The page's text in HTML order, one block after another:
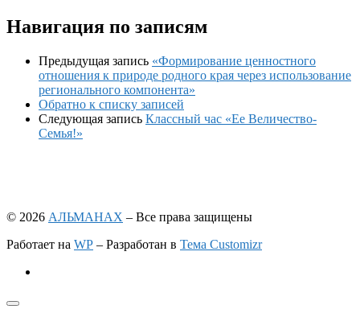
Навигация по записям
Предыдущая запись «Формирование ценностного
отношения к природе родного края через использование
регионального компонента»
Обратно к списку записей
Следующая запись Классный час «Ее Величество-
Семья!»
© 2026 АЛЬМАНАХ – Все права защищены
Работает на WP – Разработан в Тема Customizr